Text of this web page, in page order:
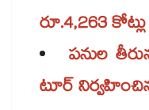
రూ.4,263 కోట్లు
పనుల
టూర్​